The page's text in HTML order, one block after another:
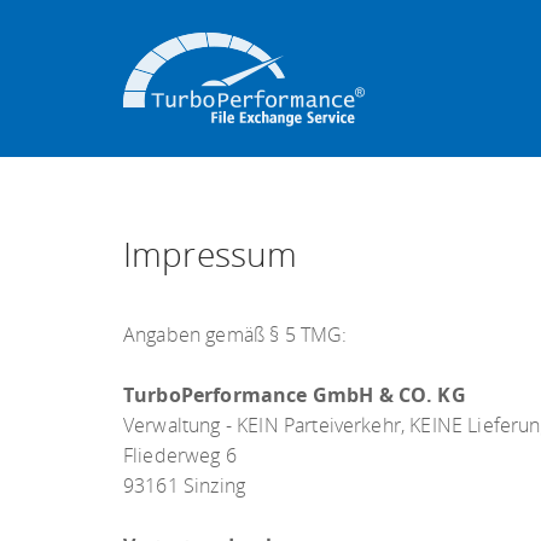
Impressum
Angaben gemäß § 5 TMG:
TurboPerformance GmbH & CO. KG
Verwaltung - KEIN Parteiverkehr, KEINE
Fliederweg 6
93161 Sinzing